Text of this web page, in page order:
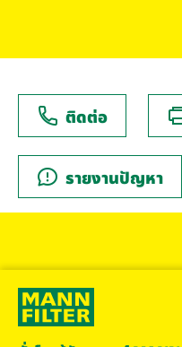
ติดต่อ
รายงานปัญหา